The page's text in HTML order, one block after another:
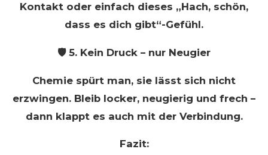
Kontakt oder einfach dieses „Hach, schön,
dass es dich gibt“-Gefühl.
🛡️ 5. Kein Druck – nur Neugier
Chemie spürt man, sie lässt sich nicht
erzwingen. Bleib locker, neugierig und frech –
dann klappt es auch mit der Verbindung.
Fazit: